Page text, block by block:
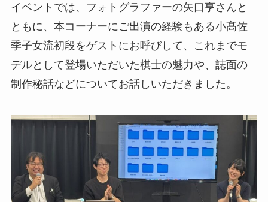
イベントでは、フォトグラファーの矢口亨さんと
ともに、本コーナーにご出演の経験もある小髙佐
季子女流初段をゲストにお呼びして、これまでモ
デルとして登場いただいた棋士の魅力や、誌面の
制作秘話などについてお話しいただきました。